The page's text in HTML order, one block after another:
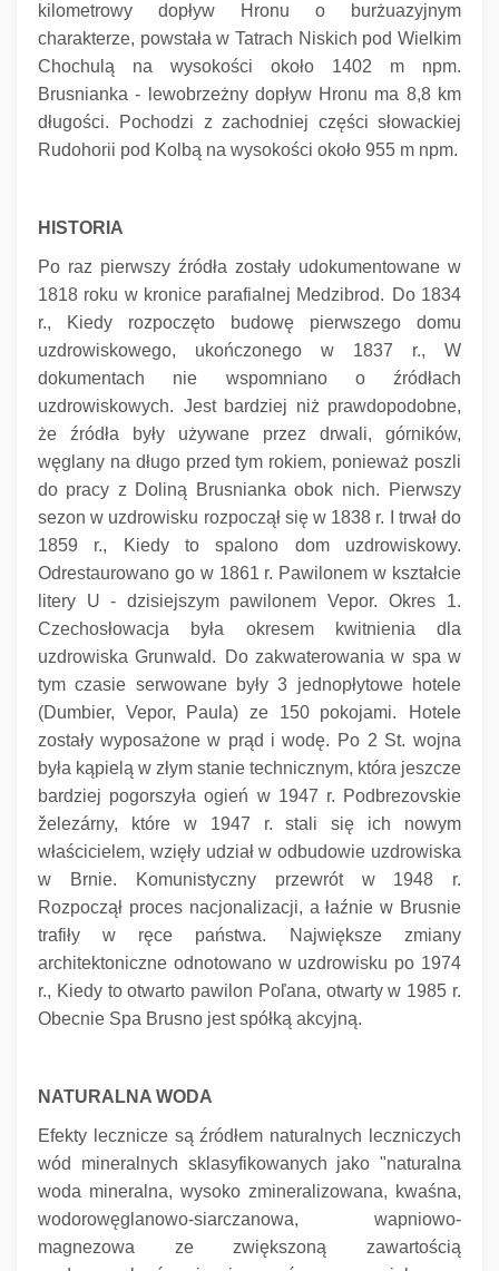
kilometrowy dopływ Hronu o burżuazyjnym
charakterze, powstała w Tatrach Niskich pod Wielkim
Chochulą na wysokości około 1402 m npm.
Brusnianka - lewobrzeżny dopływ Hronu ma 8,8 km
długości.
Pochodzi z zachodniej części słowackiej
Rudohorii pod Kolbą na wysokości około 955 m npm.
HISTORIA
Po raz pierwszy źródła zostały udokumentowane w
1818 roku w kronice parafialnej Medzibrod. Do 1834
r., Kiedy rozpoczęto budowę pierwszego domu
uzdrowiskowego, ukończonego w 1837 r., W
dokumentach nie wspomniano o źródłach
uzdrowiskowych. Jest bardziej niż prawdopodobne,
że źródła były używane przez drwali, górników,
węglany na długo przed tym rokiem, ponieważ poszli
do pracy z Doliną Brusnianka obok nich.
Pierwszy
sezon w uzdrowisku rozpoczął się w 1838 r. I trwał do
1859 r., Kiedy to spalono dom uzdrowiskowy.
Odrestaurowano go w 1861 r. Pawilonem w kształcie
litery U - dzisiejszym pawilonem Vepor.
Okres 1.
Czechosłowacja była okresem kwitnienia dla
uzdrowiska Grunwald.
Do zakwaterowania w spa w
tym czasie serwowane były 3 jednopłytowe hotele
(Dumbier, Vepor, Paula) ze 150 pokojami.
Hotele
zostały wyposażone w prąd i wodę. Po 2 St. wojna
była kąpielą w złym stanie technicznym, która jeszcze
bardziej pogorszyła ogień w 1947 r. Podbrezovskie
železárny, które w 1947 r. stali się ich nowym
właścicielem, wzięły udział w odbudowie uzdrowiska
w Brnie.
Komunistyczny przewrót w 1948 r.
Rozpoczął proces nacjonalizacji, a łaźnie w Brusnie
trafiły w ręce państwa.
Największe zmiany
architektoniczne odnotowano w uzdrowisku po 1974
r., Kiedy to otwarto pawilon Poľana, otwarty w 1985 r.
Obecnie Spa Brusno jest spółką akcyjną.
NATURALNA WODA
Efekty lecznicze są źródłem naturalnych leczniczych
wód mineralnych sklasyfikowanych jako "naturalna
woda mineralna, wysoko zmineralizowana, kwaśna,
wodorowęglanowo-siarczanowa, wapniowo-
magnezowa ze zwiększoną zawartością